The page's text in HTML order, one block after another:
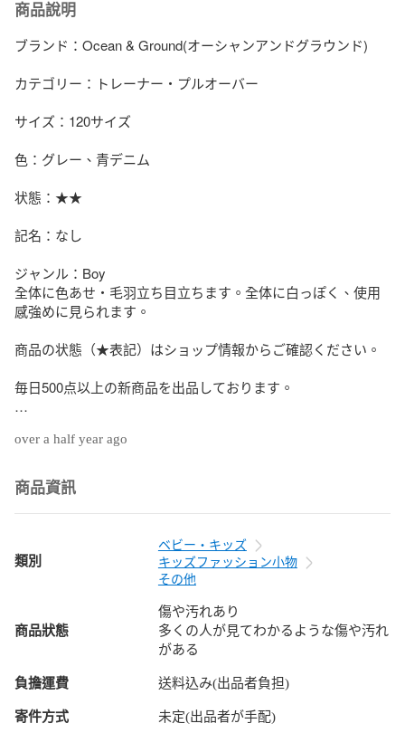
商品說明
ブランド：Ocean & Ground(オーシャンアンドグラウンド)
カテゴリー：トレーナー・プルオーバー
サイズ：120サイズ
色：グレー、青デニム
状態：★★
記名：なし
ジャンル：Boy
全体に色あせ・毛羽立ち目立ちます。全体に白っぽく、使用
感強めに見られます。
商品の状態（★表記）はショップ情報からご確認ください。
毎日500点以上の新商品を出品しております。
over a half year ago
商品資訊
類別
ベビー・キッズ
キッズファッション小物
その他
商品狀態
傷や汚れあり
多くの人が見てわかるような傷や汚れ
がある
負擔運費 送料込み(出品者負担)
寄件方式 未定(出品者が手配)